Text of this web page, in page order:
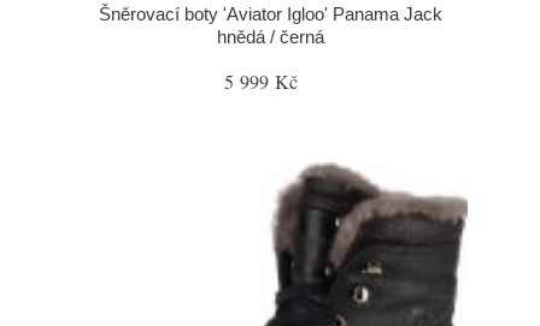
Šněrovací boty 'Aviator Igloo' Panama Jack
hnědá / černá
5 999 Kč